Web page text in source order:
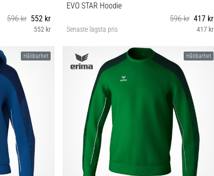
596 kr 552 kr
552 kr
128
EVO STAR Hoodie
596 kr 417 kr
Senaste lägsta pris 417 kr
M L XL XXL 3XL 116 152 128
Hållbarhet Hållbarhet